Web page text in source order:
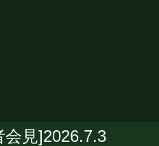
会見]2026.7.3